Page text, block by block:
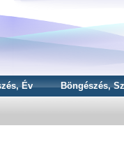
Év Böngészés,